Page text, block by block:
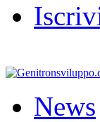
News